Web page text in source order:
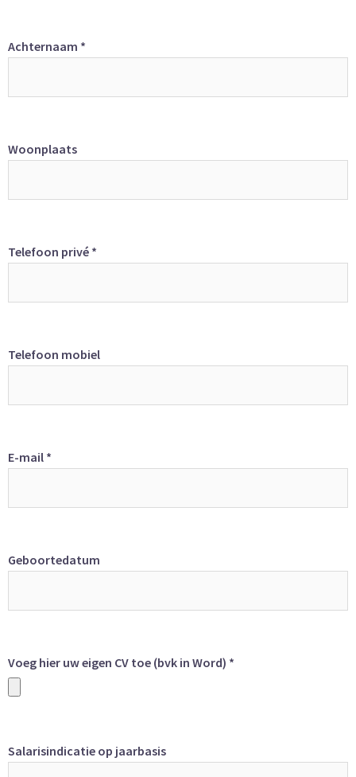
Achternaam *
Woonplaats
Telefoon privé *
Telefoon mobiel
E-mail *
Geboortedatum
Voeg hier uw eigen CV toe (bvk in Word) *
Salarisindicatie op jaarbasis